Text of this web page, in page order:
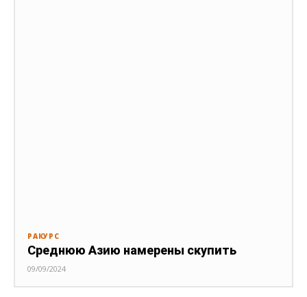
РАКУРС
Среднюю Азию намерены скупить
09/09/2024